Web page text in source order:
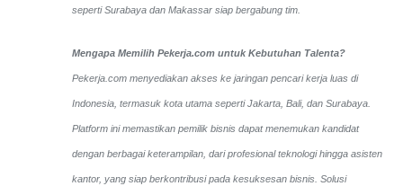
seperti Surabaya dan Makassar siap bergabung tim.
Mengapa Memilih Pekerja.com untuk Kebutuhan Talenta?
Pekerja.com menyediakan akses ke jaringan pencari kerja luas di
Indonesia, termasuk kota utama seperti Jakarta, Bali, dan Surabaya.
Platform ini memastikan pemilik bisnis dapat menemukan kandidat
dengan berbagai keterampilan, dari profesional teknologi hingga asisten
kantor, yang siap berkontribusi pada kesuksesan bisnis. Solusi